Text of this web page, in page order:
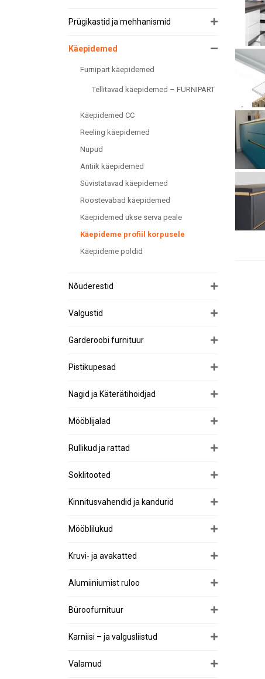
Prügikastid ja mehhanismid
Käepidemed
Furnipart käepidemed
Tellitavad käepidemed – FURNIPART
Käepidemed CC
Reeling käepidemed
Nupud
Antiik käepidemed
Süvistatavad käepidemed
Roostevabad käepidemed
Käepidemed ukse serva peale
Käepideme profiil korpusele
Käepideme poldid
Nõuderestid
Valgustid
Garderoobi furnituur
Pistikupesad
Nagid ja Käterätihoidjad
Mööblijalad
Rullikud ja rattad
Soklitooted
Kinnitusvahendid ja kandurid
Mööblilukud
Kruvi- ja avakatted
Alumiiniumist ruloo
Büroofurnituur
Karniisi – ja valgusliistud
Valamud